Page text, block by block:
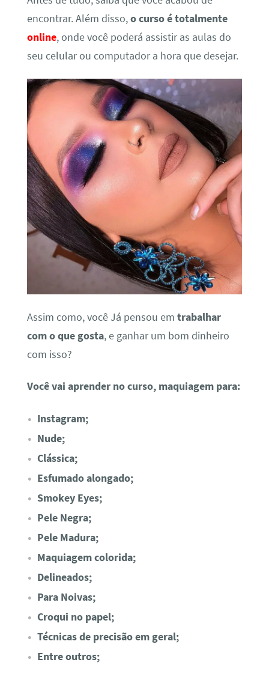
encontrar. Além disso,o curso é totalmente
online, onde você poderá assistir as aulas do
seu celular ou computador a hora que desejar.
Assim como, você Já pensou em trabalhar
com o que gosta, e ganhar um bom dinheiro
com isso?
Você vai aprender no curso, maquiagem para:
Instagram;
Nude;
Clássica;
Esfumado alongado;
Smokey Eyes;
Pele Negra;
Pele Madura;
Maquiagem colorida;
Delineados;
Para Noivas;
Croqui no papel;
Técnicas de precisão em geral;
Entre outros;